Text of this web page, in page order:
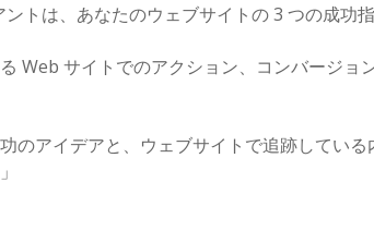
トは、あなたのウェブサイトの 3 つの成功
Web サイトでのアクション、コンバージョ
のアイデアと、ウェブサイトで追跡してい